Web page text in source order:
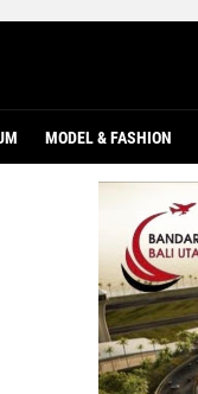
MODEL & FASHION